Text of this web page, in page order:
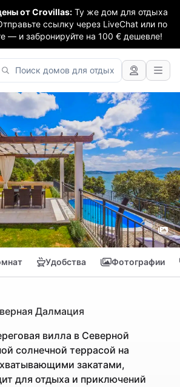
от Crovillas: Ту же дом для отдыха
ссылку через LiveChat или по
— и забронируйте на 100 € дешевле!
Удобства Фотографии
Далмация
вилла в Северной
солнечной террасой на
закатами,
для отдыха и приключений